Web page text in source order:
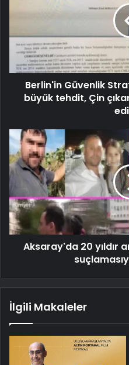
Berlin'in Güvenlik
büyük tehdit, Çin
Aksaray'da 20 yıldır
İlgili Makaleler